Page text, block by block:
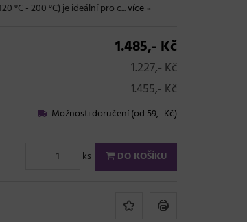
°C - 200 °C) je ideální pro c...více »
1.485,- Kč
1.227,- Kč
1.455,- Kč
Možnosti doručení (od 59,- Kč)
ks DO KOŠÍKU